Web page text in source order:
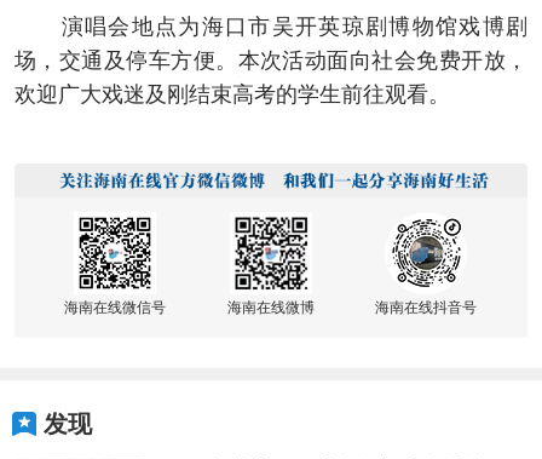
演唱会地点为海口市吴开英琼剧博物馆戏博剧
场，交通及停车方便。本次活动面向社会免费开放，
欢迎广大戏迷及刚结束高考的学生前往观看。
海南在线微信号 海南在线微博 海南在线抖音号
发现